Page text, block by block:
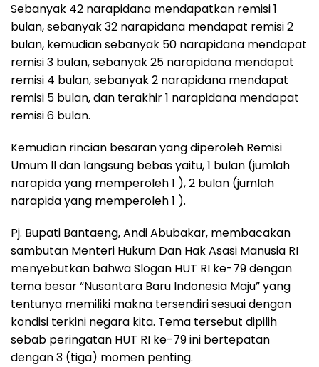
Sebanyak 42 narapidana mendapatkan remisi 1
bulan, sebanyak 32 narapidana mendapat remisi 2
bulan, kemudian sebanyak 50 narapidana mendapat
remisi 3 bulan, sebanyak 25 narapidana mendapat
remisi 4 bulan, sebanyak 2 narapidana mendapat
remisi 5 bulan, dan terakhir 1 narapidana mendapat
remisi 6 bulan.
Kemudian rincian besaran yang diperoleh Remisi
Umum II dan langsung bebas yaitu, 1 bulan (jumlah
narapida yang memperoleh 1 ), 2 bulan (jumlah
narapida yang memperoleh 1 ).
Pj. Bupati Bantaeng, Andi Abubakar, membacakan
sambutan Menteri Hukum Dan Hak Asasi Manusia RI
menyebutkan bahwa Slogan HUT RI ke-79 dengan
tema besar “Nusantara Baru Indonesia Maju” yang
tentunya memiliki makna tersendiri sesuai dengan
kondisi terkini negara kita. Tema tersebut dipilih
sebab peringatan HUT RI ke-79 ini bertepatan
dengan 3 (tiga) momen penting.